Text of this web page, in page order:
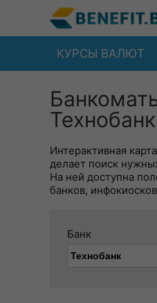
КУРСЫ ВАЛЮТ
Интерактивная
делает поиск
На ней доступна
банков,
Банк